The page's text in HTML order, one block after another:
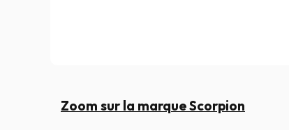
Zoom sur la marque Scorpion